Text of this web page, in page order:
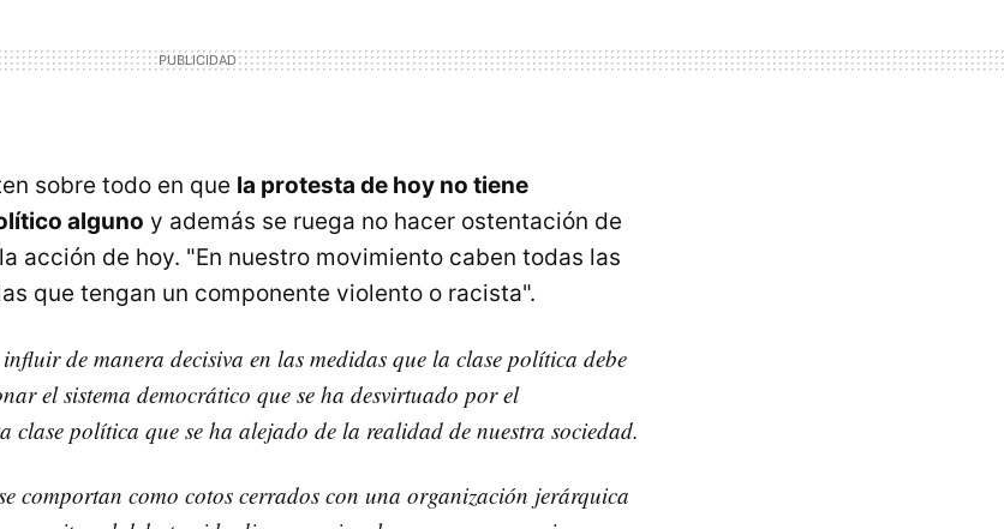
sobre todo en que la protesta de hoy no tiene
alguno y además se ruega no hacer ostentación de
acción de hoy. "En nuestro movimiento caben todas las
que tengan un componente violento o racista".
de manera decisiva en las medidas que la clase política debe
el sistema democrático que se ha desvirtuado por el
clase política que se ha alejado de la realidad de nuestra sociedad.
comportan como cotos cerrados con una organización jerárquica